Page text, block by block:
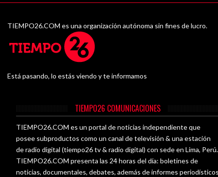
TIEMPO26.COM es una organización autónoma sin fines de lucro.
Está pasando, lo estás viendo y te informamos
TIEMPO26 COMUNICACIONES
TIEMPO26.COM es un portal de noticias independiente que
posee subproductos como un canal de televisión & una estación
de radio digital (tiempo26 tv & radio digital) con sede en Lima, Perú.
TIEMPO26.COM presenta las 24 horas del día: boletines de
noticias, documentales, debates, además de informes